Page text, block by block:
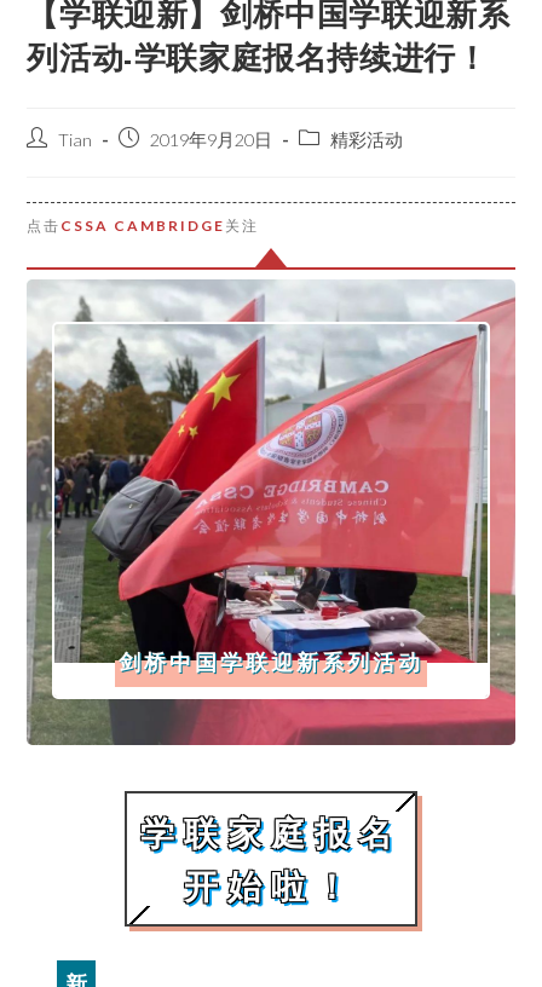
【学联迎新】剑桥中国学联迎新系
列活动-学联家庭报名持续进行！
Tian 2019年9月20日 精彩活动
点击 CSSA CAMBRIDGE 关注
剑桥中国学联迎新系列活动
学联家庭报名
开始啦！